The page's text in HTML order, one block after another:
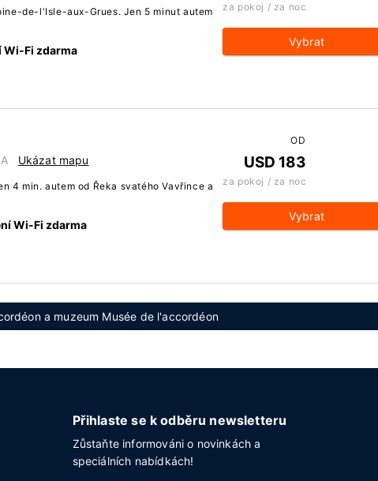
de-l'Isle-aux-Grues. Jen 5 minut autem
Wi-Fi zdarma
za pokoj / za noc
Vybrat
Ukázat mapu
4 min. autem od Řeka svatého Vavřince a
Wi-Fi zdarma
OD
USD 183
za pokoj / za noc
Vybrat
a muzeum Musée de l'accordéon
Přihlaste se k odběru newsletteru
Zůstaňte informováni o novinkách a
speciálních nabídkách!